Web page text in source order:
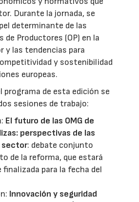
Durante la jornada, se
determinante de las
de Productores (OP) en la
y las tendencias para
y sostenibilidad
europeas.
programa de esta edición se
sesiones de trabajo:
El futuro de las OMG de
perspectivas de las
sector: debate conjunto
de la reforma, que estará
para la fecha del
Innovación y seguridad